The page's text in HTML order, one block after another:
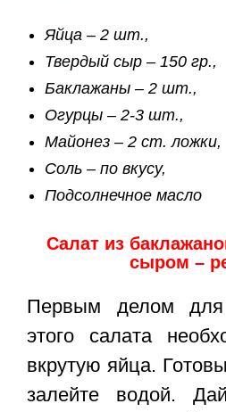
Яйца – 2 шт.,
Твердый сыр – 150 гр.,
Баклажаны – 2 шт.,
Огурцы – 2-3 шт.,
Майонез – 2 ст. ложки,
Соль – по вкусу,
Подсолнечное масло
Салат из
сыром –
Первым делом для
этого салата
вкрутую яйца.
залейте водой.